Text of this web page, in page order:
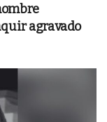
agravado